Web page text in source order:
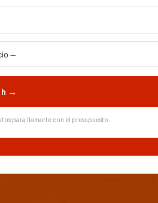
h →
para llamarte con el presupuesto.